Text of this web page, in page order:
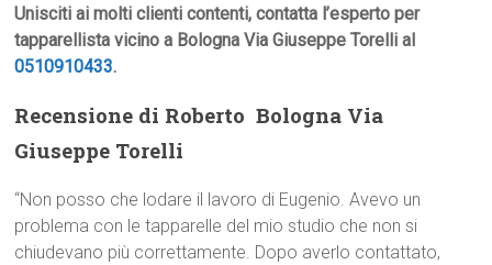
Unisciti ai molti clienti contenti, contatta l’esperto per
tapparellista vicino a Bologna Via Giuseppe Torelli al
0510910433.
Recensione di Roberto  Bologna Via
Giuseppe Torelli
“Non posso che lodare il lavoro di Eugenio. Avevo un
problema con le tapparelle del mio studio che non si
chiudevano più correttamente. Dopo averlo contattato,